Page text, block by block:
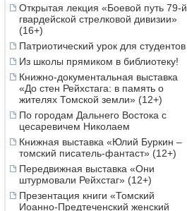
Открытая лекция «Боевой путь 79-й
гвардейской стрелковой дивизии»
(16+)
Патриотический урок для студентов
Из школы прямиком в библиотеку!
Книжно-документальная выставка
«До стен Рейхстага: в память о
жителях Томской земли» (12+)
По городам Дальнего Востока с
цесаревичем Николаем
Книжная выставка «Юлий Буркин –
томский писатель-фантаст» (12+)
Передвижная выставка «Они
штурмовали Рейхстаг» (12+)
Презентация книги «Томский
Иоанно-Предтеченский женский